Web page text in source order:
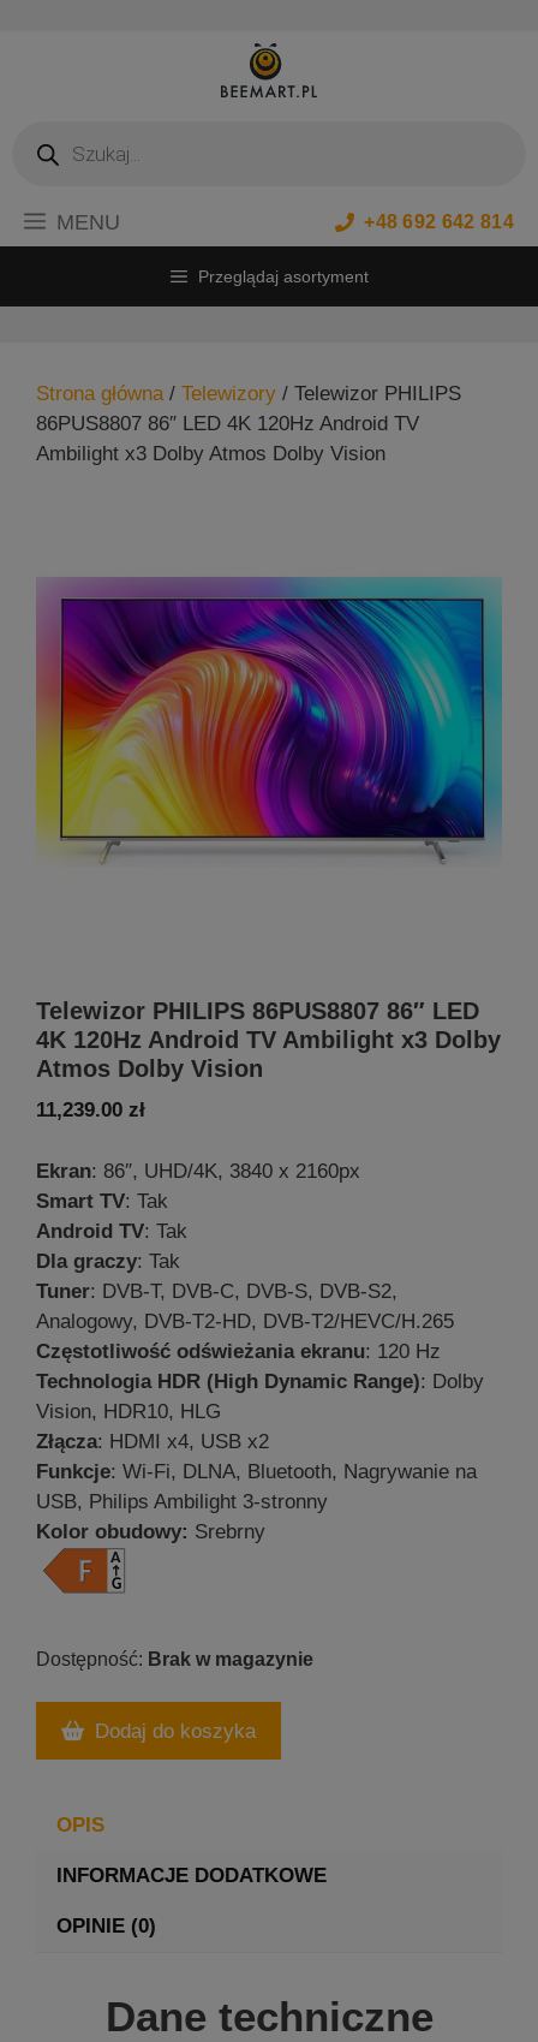
produktów
+48 692 642 814
MENU
Przeglądaj asortyment
Strona główna/ Telewizory / Telewizor PHILIPS
86PUS8807 86″ LED 4K 120Hz Android TV
Ambilight x3 Dolby Atmos Dolby Vision
Telewizor PHILIPS 86PUS8807 86″ LED
4K 120Hz Android TV Ambilight x3 Dolby
Atmos Dolby Vision
11,239.00 zł
Ekran: 86″, UHD/4K, 3840 x 2160px
Smart TV: Tak
Android TV: Tak
Dla graczy: Tak
Tuner: DVB-T, DVB-C, DVB-S, DVB-S2,
Analogowy, DVB-T2-HD, DVB-T2/HEVC/H.265
Częstotliwość odświeżania ekranu: 120 Hz
Technologia HDR (High Dynamic Range): Dolby
Vision, HDR10, HLG
Złącza: HDMI x4, USB x2
Funkcje: Wi-Fi, DLNA, Bluetooth, Nagrywanie na
USB, Philips Ambilight 3-stronny
Kolor obudowy: Srebrny
Brak w magazynie
Dodaj do koszyka
OPIS
INFORMACJE DODATKOWE
OPINIE (0)
Dane techniczne